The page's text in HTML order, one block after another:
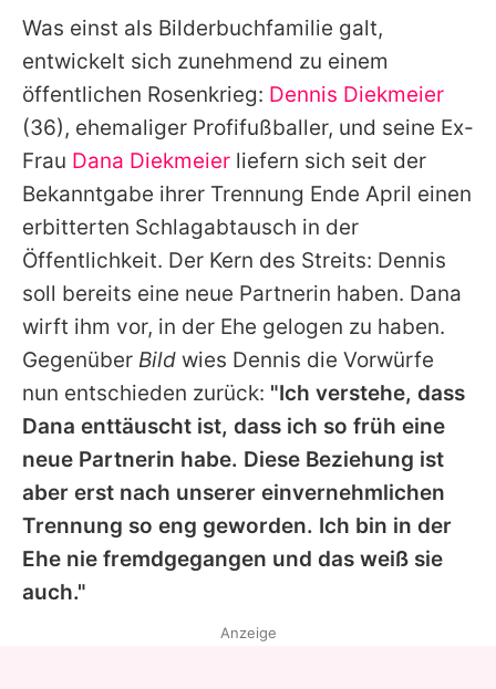
Alle Themen auf Promiflash
Jobs
App runterladen
Team
Redaktionelle Richtlinien
Impressum
Datenschutzerklärung
Utiq verwalten
Was einst als Bilderbuchfamilie galt,
entwickelt sich zunehmend zu einem
öffentlichen Rosenkrieg: Dennis Diekmeier
(36), ehemaliger Profifußballer, und seine Ex-
Frau Dana Diekmeier liefern sich seit der
Bekanntgabe ihrer Trennung Ende April einen
erbitterten Schlagabtausch in der
Öffentlichkeit. Der Kern des Streits: Dennis
soll bereits eine neue Partnerin haben. Dana
wirft ihm vor, in der Ehe gelogen zu haben.
Gegenüber Bild wies Dennis die Vorwürfe
nun entschieden zurück: "Ich verstehe, dass
Dana enttäuscht ist, dass ich so früh eine
neue Partnerin habe. Diese Beziehung ist
aber erst nach unserer einvernehmlichen
Trennung so eng geworden. Ich bin in der
Ehe nie fremdgegangen und das weiß sie
auch."
Anzeige